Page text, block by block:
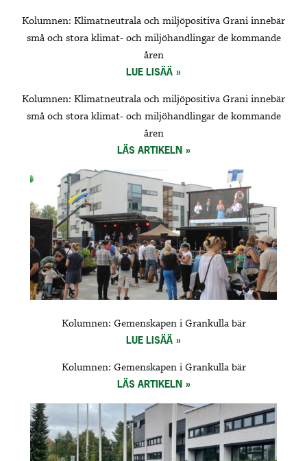
Kolumnen: Klimatneutrala och miljöpositiva Grani innebär
små och stora klimat- och miljöhandlingar de kommande
åren
LUE LISÄÄ
Kolumnen: Klimatneutrala och miljöpositiva Grani innebär
små och stora klimat- och miljöhandlingar de kommande
åren
LÄS ARTIKELN
Kolumnen: Gemenskapen i Grankulla bär
LUE LISÄÄ
Kolumnen: Gemenskapen i Grankulla bär
LÄS ARTIKELN